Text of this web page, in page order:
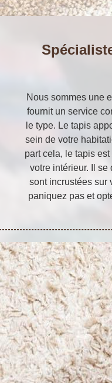
Nous sommes une
fournit un service
le type. Le tapis
sein de votre
part cela, le tapis
votre intérieur. Il se
sont incrustées sur
paniquez pas et